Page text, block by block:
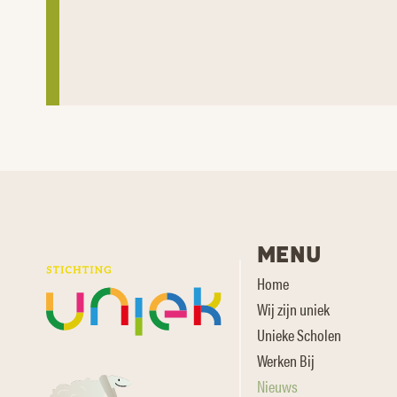
MENU
Home
Wij zijn uniek
Unieke Scholen
Werken Bij
Nieuws